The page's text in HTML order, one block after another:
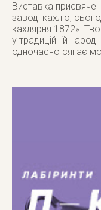
Виставка
заводі кахлю,
кахлярня 1872».
у традиційній
одночасно сягає